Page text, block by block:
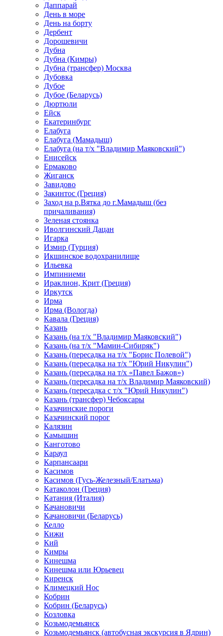
Даппарай
День в море
День на борту
Дербент
Дорошевичи
Дубна
Дубна (Кимры)
Дубна (трансфер) Москва
Дубовка
Дубое
Дубое (Беларусь)
Дюртюли
Ейск
Екатеринбург
Елабуга
Елабуга (Мамадыш)
Елабуга (на т/х "Владимир Маяковский")
Енисейск
Ермаково
Жиганск
Завидово
Закинтос (Греция)
Заход на р.Вятка до г.Мамадыш (без
причаливания)
Зеленая стоянка
Иволгинский Дацан
Игарка
Измир (Турция)
Икшинское водохранилище
Ильевка
Импиниеми
Ираклион, Крит (Греция)
Иркутск
Ирма
Ирма (Вологда)
Кавала (Греция)
Казань
Казань (на т/х "Владимир Маяковский")
Казань (на т/х "Мамин-Сибиряк")
Казань (пересадка на т/х "Борис Полевой")
Казань (пересадка на т/х "Юрий Никулин")
Казань (пересадка на т/х «Павел Бажов»)
Казань (пересадка на т/х Владимир Маяковский)
Казань (пересадка с т/х "Юрий Никулин")
Казань (трансфер) Чебоксары
Казачинские пороги
Казачинский порог
Калязин
Камышин
Канготово
Караул
Карпансаари
Касимов
Касимов (Гусь-Железный/Елатьма)
Катаколон (Греция)
Катания (Италия)
Качановичи
Качановичи (Беларусь)
Келло
Кижи
Кий
Кимры
Кинешма
Кинешма или Юрьевец
Киренск
Климецкий Нос
Кобрин
Кобрин (Беларусь)
Козловка
Козьмодемьянск
Козьмодемьянск (автобусная экскурсия в Ядрин)